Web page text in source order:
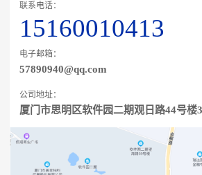
联系电话：
15160010413
电子邮箱：
57890940@qq.com
公司地址：
厦门市思明区软件园二期观日路44号楼